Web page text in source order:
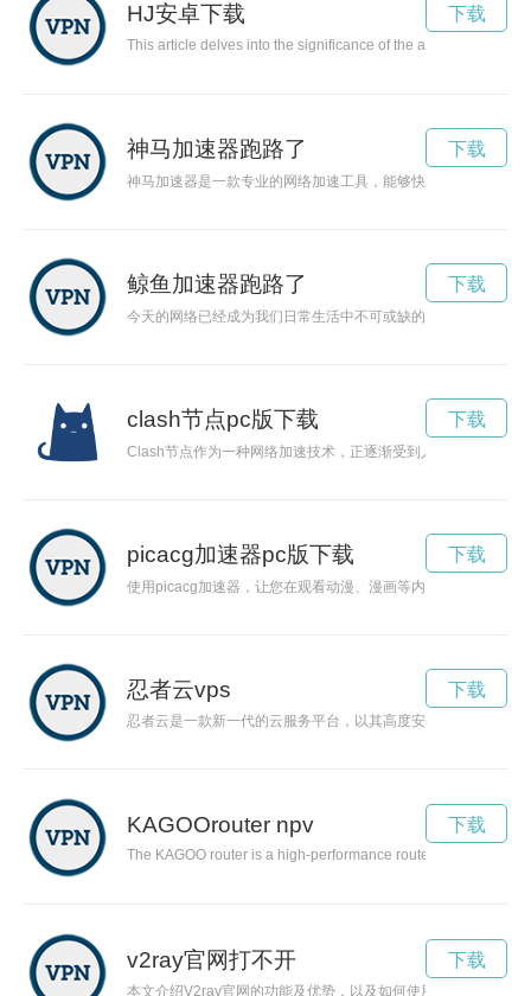
HJ安卓下载
This article delves into the significance of the abbreviation HJ
下载
神马加速器跑路了
神马加速器是一款专业的网络加速工具，能够快速稳定地提高
下载
鲸鱼加速器跑路了
今天的网络已经成为我们日常生活中不可或缺的一部分。然而
下载
clash节点pc版下载
Clash节点作为一种网络加速技术，正逐渐受到人们的关注。
下载
picacg加速器pc版下载
使用picacg加速器，让您在观看动漫、漫画等内容时，告别卡
下载
忍者云vps
忍者云是一款新一代的云服务平台，以其高度安全、无服务器
下载
KAGOOrouter npv
The KAGOO router is a high-performance router designed to
下载
v2ray官网打不开
本文介绍V2ray官网的功能及优势，以及如何使用V2ray实现更
下载